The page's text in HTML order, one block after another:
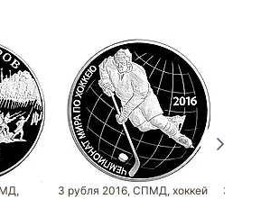
3 рубля 2016, СПМД, хоккей
3